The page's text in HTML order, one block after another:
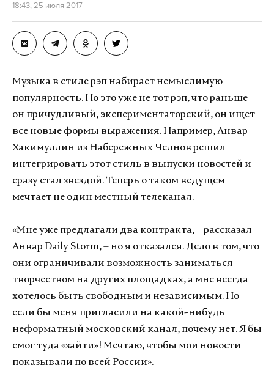
18:43, 25 июля 2017
Музыка в стиле рэп набирает немыслимую
популярность. Но это уже не тот рэп, что раньше –
он причудливый, экспериментаторский, он ищет
все новые формы выражения. Например, Анвар
Хакимуллин из Набережных Челнов решил
интегрировать этот стиль в выпуски новостей и
сразу стал звездой. Теперь о таком ведущем
мечтает не один местный телеканал.
«Мне уже предлагали два контракта, – рассказал
Анвар Daily Storm, – но я отказался. Дело в том, что
они ограничивали возможность заниматься
творчеством на других площадках, а мне всегда
хотелось быть свободным и независимым. Но
если бы меня пригласили на какой-нибудь
неформатный московский канал, почему нет. Я бы
смог туда «зайти»! Мечтаю, чтобы мои новости
показывали по всей России».